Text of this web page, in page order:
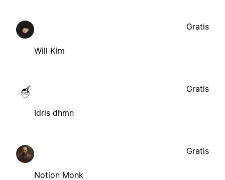
Will Kim
Gratis
Idris dhmn
Gratis
Notion Monk
Gratis